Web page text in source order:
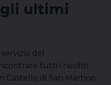
ultimi
del
tutti i neofiti
Castello di San Martino